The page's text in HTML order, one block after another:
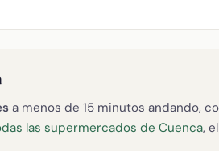
a menos de 15 minutos andando,
las supermercados de Cuenca, el